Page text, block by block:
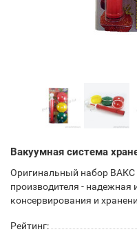
Вакуумная система
Оригинальный набор ВАКС
производителя - надежная
консервирования и
Рейтинг: